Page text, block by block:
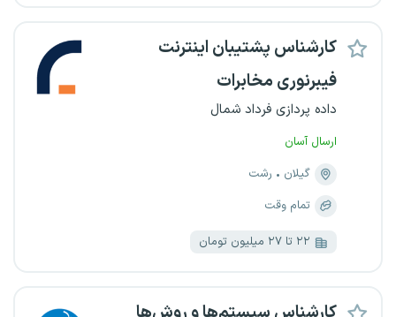
کارشناس پشتیبان اینترنت
فیبرنوری مخابرات
داده پردازی فرداد شمال
ارسال آسان
گیلان
رشت
تمام وقت
۲۲ تا ۲۷ میلیون تومان